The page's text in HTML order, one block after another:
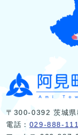
〒300-0392 茨城県
電話： 029-888-